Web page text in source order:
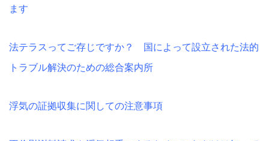
ます
法テラスってご存じですか？ 国によって設立された法的
トラブル解決のための総合案内所
浮気の証拠収集に関しての注意事項